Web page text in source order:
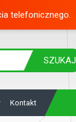
telefonicznego.
SZUKAJ
Kontakt